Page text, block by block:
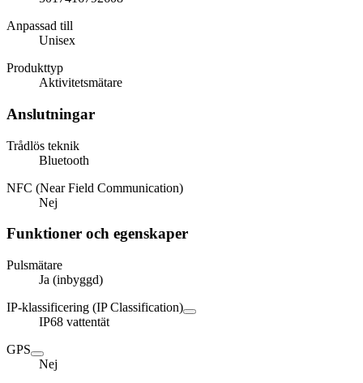
Anpassad till
Unisex
Produkttyp
Aktivitetsmätare
Anslutningar
Trådlös teknik
Bluetooth
NFC (Near Field Communication)
Nej
Funktioner och egenskaper
Pulsmätare
Ja (inbyggd)
IP-klassificering (IP Classification)
IP68 vattentät
GPS
Nej